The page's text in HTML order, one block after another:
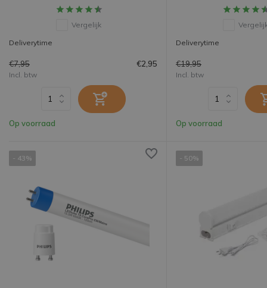
Vergelijk
Deliverytime
€7,95 €2,95
Incl. btw
Op voorraad
Deliverytime
€19,95
Incl. btw
Op voorraad
- 43% - 50%